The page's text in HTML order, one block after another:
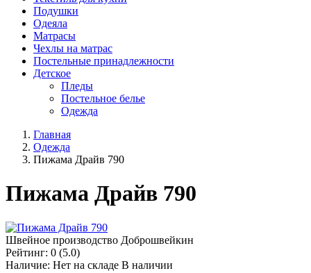
Подушки
Одеяла
Матрасы
Чехлы на матрас
Постельные принадлежности
Детское
Пледы
Постельное белье
Одежда
Главная
Одежда
Пижама Драйв 790
Пижама Драйв 790
Швейное производство Доброшвейкин
Рейтинг: 0 (5.0)
Наличие: Нет на складе В наличии